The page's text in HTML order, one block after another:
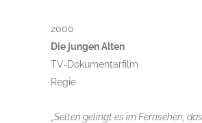
2000
Die jungen Alten
TV-Dokumentarfilm
Regie
„Selten gelingt es im Fernsehen,